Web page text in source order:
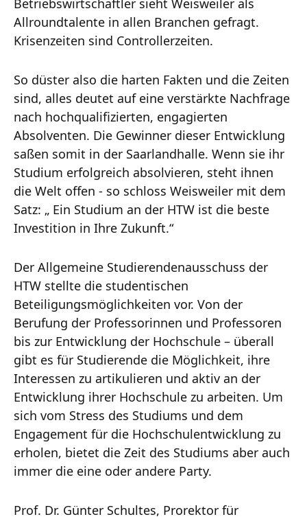
Betriebswirtschaftler sieht Weisweiler als
Allroundtalente in allen Branchen gefragt.
Krisenzeiten sind Controllerzeiten.
So düster also die harten Fakten und die Zeiten
sind, alles deutet auf eine verstärkte Nachfrage
nach hochqualifizierten, engagierten
Absolventen. Die Gewinner dieser Entwicklung
saßen somit in der Saarlandhalle. Wenn sie ihr
Studium erfolgreich absolvieren, steht ihnen
die Welt offen - so schloss Weisweiler mit dem
Satz: „ Ein Studium an der HTW ist die beste
Investition in Ihre Zukunft.“
Der Allgemeine Studierendenausschuss der
HTW stellte die studentischen
Beteiligungsmöglichkeiten vor. Von der
Berufung der Professorinnen und Professoren
bis zur Entwicklung der Hochschule – überall
gibt es für Studierende die Möglichkeit, ihre
Interessen zu artikulieren und aktiv an der
Entwicklung ihrer Hochschule zu arbeiten. Um
sich vom Stress des Studiums und dem
Engagement für die Hochschulentwicklung zu
erholen, bietet die Zeit des Studiums aber auch
immer die eine oder andere Party.
Prof. Dr. Günter Schultes, Prorektor für